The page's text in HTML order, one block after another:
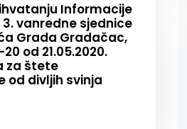
Informacije
vanredne sjednice
Grada Gradačac,
od 21.05.2020.
za štete
od divljih svinja